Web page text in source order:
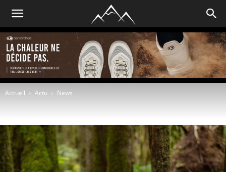
Accueil Actu News